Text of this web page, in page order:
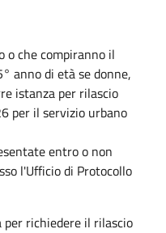
o che compiranno il
anno di età se donne,
istanza per rilascio
per il servizio urbano
entro o non
l'Ufficio di Protocollo
richiedere il rilascio